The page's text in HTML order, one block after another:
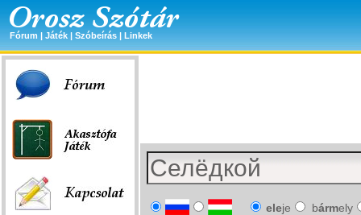
Fórum | Játék | Szóbeírás | Linkek
eleje bármely